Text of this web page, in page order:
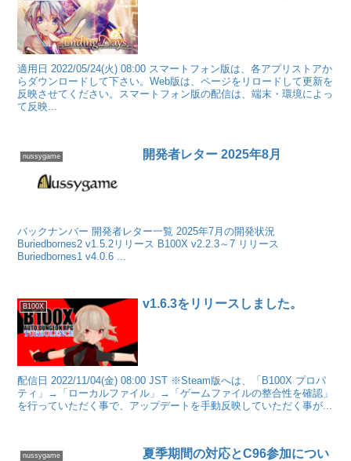
適用日 2022/05/24(火) 08:00 スマートフォン版は、各アプリストアか
らダウンロードして下さい。Web版は、ページをリロードして更新を
反映させてください。スマートフォン版の配信は、端末・環境によっ
て反映...
nussygame 開発者レター 2025年8月
バックナンバー 開発者レター一覧 2025年7月の開発状況
Buriedbornes2 v1.5.2リリース B100X v2.2.3～7 リリース
Buriedbornes1 v4.0.6 ...
B100X v1.6.3をリリースしました。
配信日 2022/11/04(金) 08:00 JST ※Steam版へは、「B100X プロパ
ティ」→「ローカルファイル」→「ゲームファイルの整合性を確認」
を行っていただく事で、アップデートを手動反映していただく事が...
nussygame
夏季期間の対応とC96参加につい